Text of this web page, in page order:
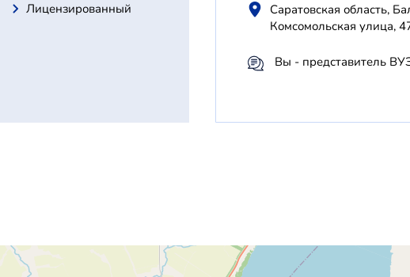
Лицензированный
Саратовская область,
Комсомольская улица,
Вы - представитель